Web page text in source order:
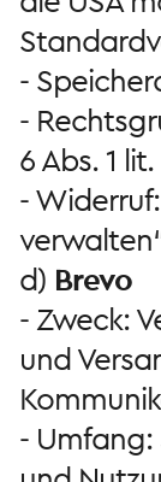
-
-
6 Abs. 1
-
d) Brevo
- Zweck:
und
-